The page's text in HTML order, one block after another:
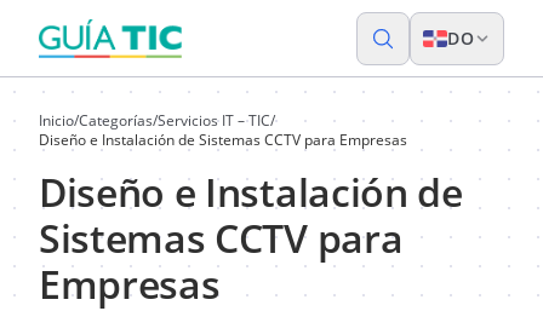
DO
Inicio/Categorías/Servicios IT – TIC/
Diseño e Instalación de Sistemas CCTV para Empresas
Diseño e Instalación de
Sistemas CCTV para
Empresas